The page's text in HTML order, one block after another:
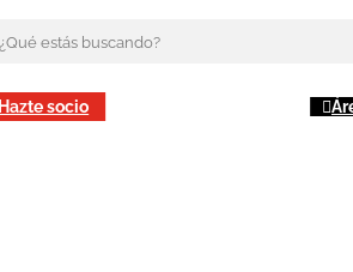
Hazte socio